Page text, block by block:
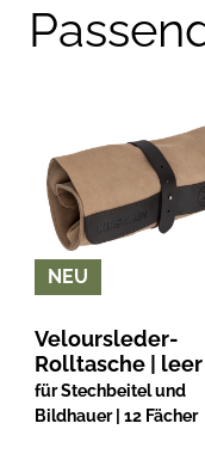
NEU
Veloursleder-
Rolltasche | leer
für Stechbeitel und
Bildhauer | 12 Fächer